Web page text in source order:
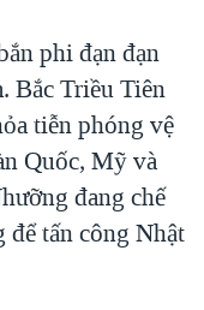
phi đạn đạn
Bắc Triều Tiên
tiễn phóng vệ
Quốc, Mỹ và
đang chế
để tấn công Nhật